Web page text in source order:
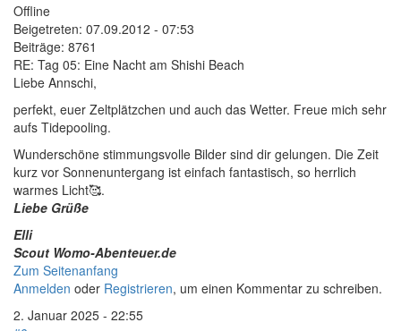
Offline
Beigetreten: 07.09.2012 - 07:53
Beiträge: 8761
RE: Tag 05: Eine Nacht am Shishi Beach
Liebe Annschi,
perfekt, euer Zeltplätzchen und auch das Wetter. Freue mich sehr
aufs Tidepooling.
Wunderschöne stimmungsvolle Bilder sind dir gelungen. Die Zeit
kurz vor Sonnenuntergang ist einfach fantastisch, so herrlich
warmes Licht🥰.
Liebe Grüße
Elli
Scout Womo-Abenteuer.de
Zum Seitenanfang
Anmelden oder Registrieren, um einen Kommentar zu schreiben.
2. Januar 2025 - 22:55